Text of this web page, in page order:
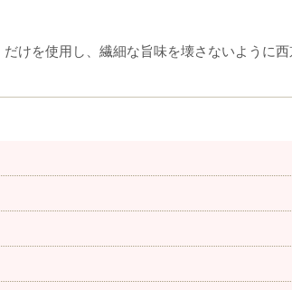
けを使用し、繊細な旨味を壊さないように